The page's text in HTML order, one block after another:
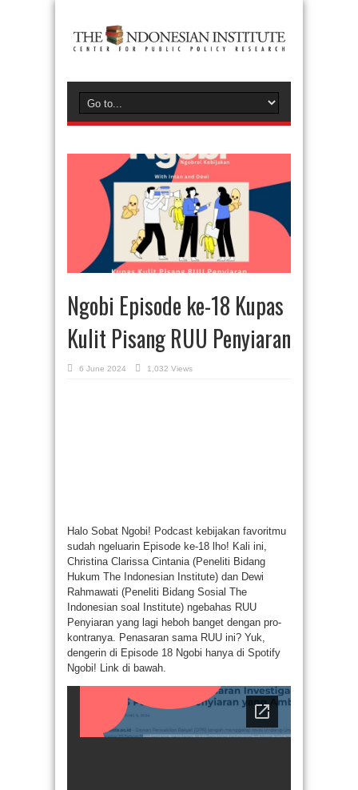
Ngobi Episode ke-18 Kupas
Kulit Pisang RUU Penyiaran
6 June 2024 1,032 Views
Halo Sobat Ngobi! Podcast kebijakan favoritmu
sudah ngeluarin Episode ke-18 lho! Kali ini,
Christina Clarissa Cintania (Peneliti Bidang
Hukum The Indonesian Institute) dan Dewi
Rahmawati (Peneliti Bidang Sosial The
Indonesian soal Institute) ngebahas RUU
Penyiaran yang lagi heboh banget dengan pro-
kontranya. Penasaran sama RUU ini? Yuk,
dengerin di Episode 18 Ngobi hanya di Spotify
Ngobi! Link di bawah.